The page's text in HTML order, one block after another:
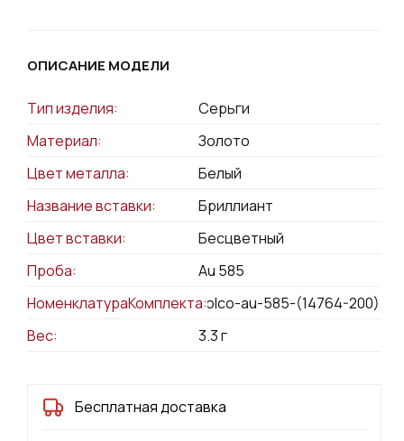
ОПИСАНИЕ МОДЕЛИ
Тип изделия:
Серьги
Материал:
Золото
Цвет металла:
Белый
Название вставки:
Бриллиант
Цвет вставки:
Бесцветный
Проба:
Au 585
НоменклатураКомплекта:kolco-au-585-(14764-200)
Вес:
3.3г
Бесплатная доставка